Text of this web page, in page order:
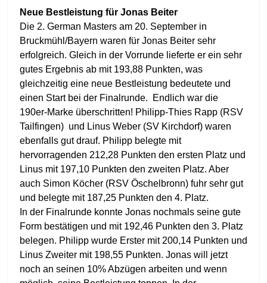
Neue Bestleistung für Jonas Beiter
Die 2. German Masters am 20. September in
Bruckmühl/Bayern waren für Jonas Beiter sehr
erfolgreich. Gleich in der Vorrunde lieferte er ein sehr
gutes Ergebnis ab mit 193,88 Punkten, was
gleichzeitig eine neue Bestleistung bedeutete und
einen Start bei der Finalrunde. Endlich war die
190er-Marke überschritten! Philipp-Thies Rapp (RSV
Tailfingen) und Linus Weber (SV Kirchdorf) waren
ebenfalls gut drauf. Philipp belegte mit
hervorragenden 212,28 Punkten den ersten Platz und
Linus mit 197,10 Punkten den zweiten Platz. Aber
auch Simon Köcher (RSV Öschelbronn) fuhr sehr gut
und belegte mit 187,25 Punkten den 4. Platz.
In der Finalrunde konnte Jonas nochmals seine gute
Form bestätigen und mit 192,46 Punkten den 3. Platz
belegen. Philipp wurde Erster mit 200,14 Punkten und
Linus Zweiter mit 198,55 Punkten. Jonas will jetzt
noch an seinen 10% Abzügen arbeiten und wenn